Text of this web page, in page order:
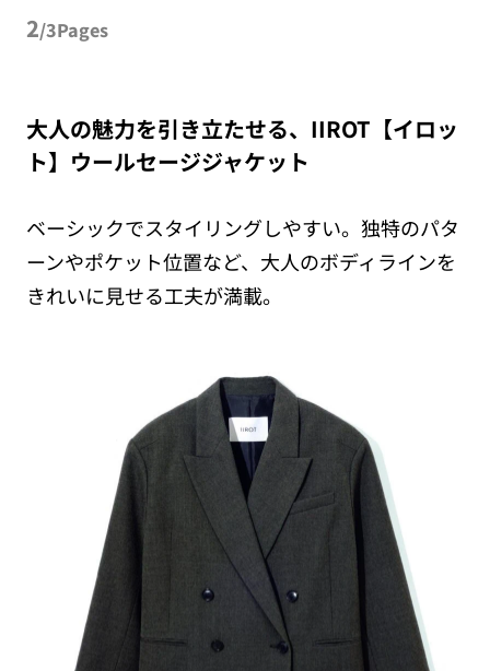
2/3Pages
大人の魅力を引き立たせる、IIROT【イロッ
ト】ウールセージジャケット
ベーシックでスタイリングしやすい。独特のパタ
ーンやポケット位置など、大人のボディラインを
きれいに見せる工夫が満載。